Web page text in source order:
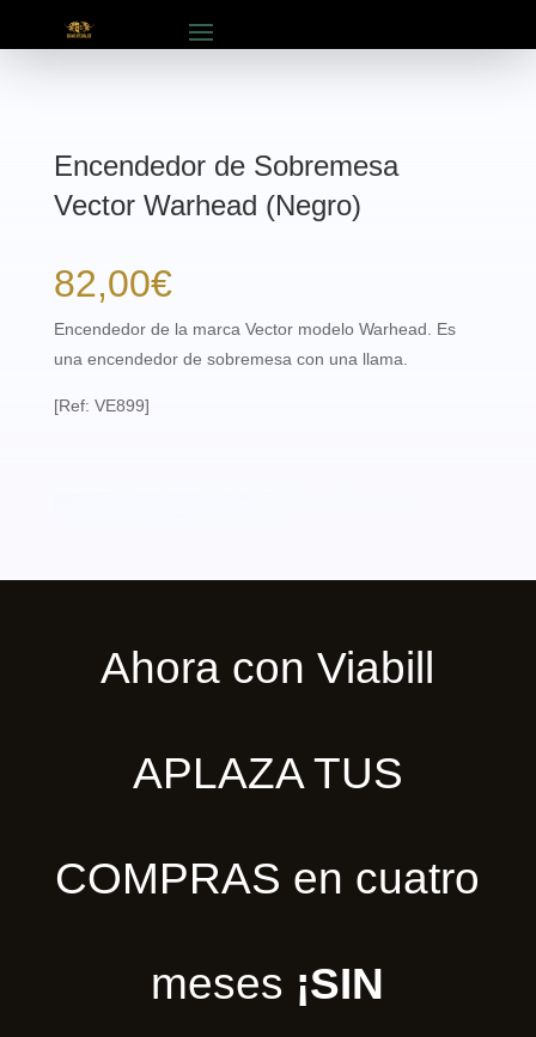
Encendedor de Sobremesa
Vector Warhead (Negro)
82,00€
Encendedor de la marca Vector modelo Warhead. Es
una encendedor de sobremesa con una llama.
[Ref: VE899]
Ahora con Viabill
APLAZA TUS
COMPRAS en cuatro
meses ¡SIN